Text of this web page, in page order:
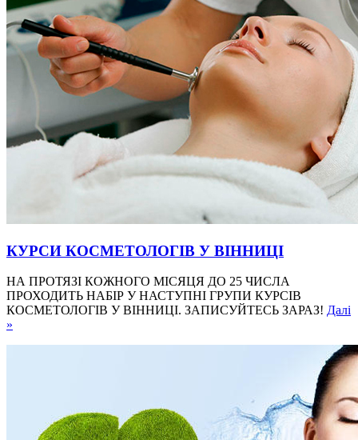
КУРСИ КОСМЕТОЛОГІВ У ВІННИЦІ
НА ПРОТЯЗІ КОЖНОГО МІСЯЦЯ ДО 25 ЧИСЛА
ПРОХОДИТЬ НАБІР У НАСТУПНІ ГРУПИ КУРСІВ
КОСМЕТОЛОГІВ У ВІННИЦІ. ЗАПИСУЙТЕСЬ ЗАРАЗ! Далі
»